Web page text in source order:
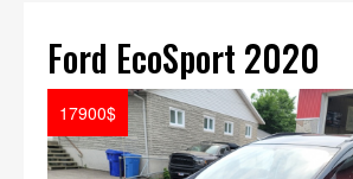
Ford EcoSport 2020
17900$